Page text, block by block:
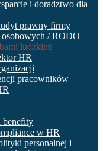
i doradztwo dla
prawny firmy
/ RODO
ludzkimi
HR
pracowników
benefity
w HR
personalnej i